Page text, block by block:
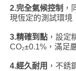
2.完全氣候控制 ，
現恆定的測試環境
3.精確到點 ，設定
CO₂±0.1%，滿足
4.經久耐用 ，不銹